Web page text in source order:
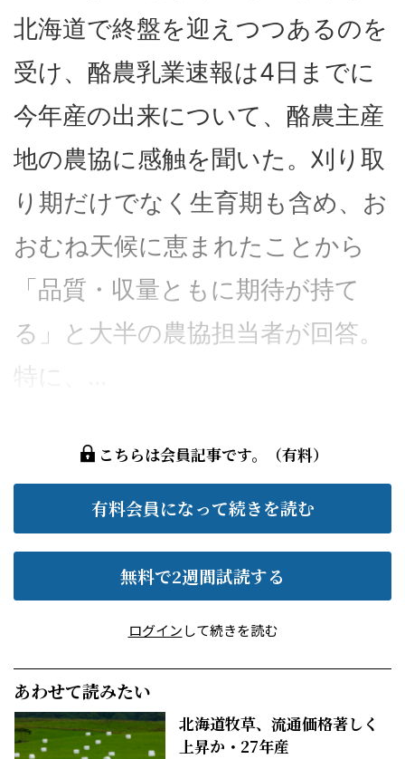
北海道で終盤を迎えつつあるのを
受け、酪農乳業速報は4日までに
今年産の出来について、酪農主産
地の農協に感触を聞いた。刈り取
り期だけでなく生育期も含め、お
おむね天候に恵まれたことから
「品質・収量ともに期待が持て
る」と大半の農協担当者が回答。
特に、...
こちらは会員記事です。（有料）
有料会員になって続きを読む
無料で2週間試読する
ログインして続きを読む
あわせて読みたい
北海道牧草、流通価格著しく
上昇か・27年産